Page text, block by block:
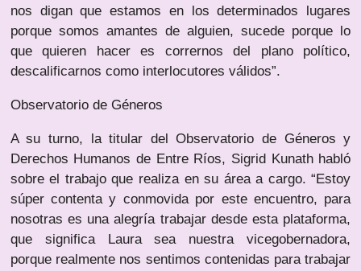
nos digan que estamos en los determinados lugares
porque somos amantes de alguien, sucede porque lo
que quieren hacer es corrernos del plano político,
descalificarnos como interlocutores válidos”.
Observatorio de Géneros
A su turno, la titular del Observatorio de Géneros y
Derechos Humanos de Entre Ríos, Sigrid Kunath habló
sobre el trabajo que realiza en su área a cargo. “Estoy
súper contenta y conmovida por este encuentro, para
nosotras es una alegría trabajar desde esta plataforma,
que significa Laura sea nuestra vicegobernadora,
porque realmente nos sentimos contenidas para trabajar